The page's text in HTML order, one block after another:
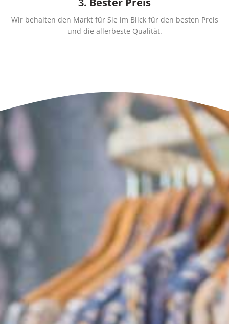
Wir behalten den Markt für Sie im Blick für den besten Preis
und die allerbeste Qualität.